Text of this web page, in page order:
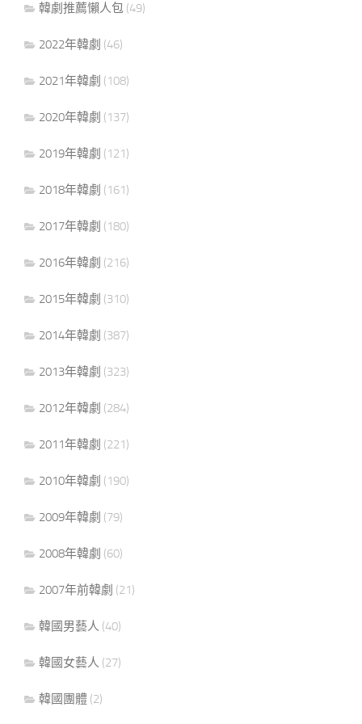
韓劇推薦懶人包 (49)
2022年韓劇 (46)
2021年韓劇 (108)
2020年韓劇 (137)
2019年韓劇 (121)
2018年韓劇 (161)
2017年韓劇 (180)
2016年韓劇 (216)
2015年韓劇 (310)
2014年韓劇 (387)
2013年韓劇 (323)
2012年韓劇 (284)
2011年韓劇 (221)
2010年韓劇 (190)
2009年韓劇 (79)
2008年韓劇 (60)
2007年前韓劇 (21)
韓國男藝人 (40)
韓國女藝人 (27)
韓國團體 (2)